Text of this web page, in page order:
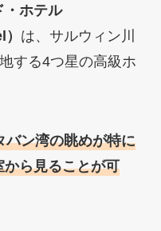
・ホテル
は、サルウィン川
する4つ星の高級ホ
バン湾の眺めが特に
ら見ることが可